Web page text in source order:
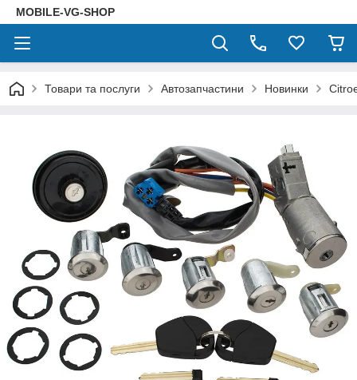
MOBILE-VG-SHOP
Товари та послуги Автозапчастини Новинки